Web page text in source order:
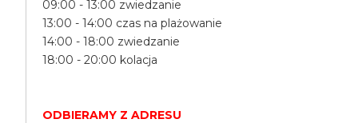
09:00 - 13:00 zwiedzanie
13:00 - 14:00 czas na plażowanie
14:00 - 18:00 zwiedzanie
18:00 - 20:00 kolacja
ODBIERAMY Z ADRESU